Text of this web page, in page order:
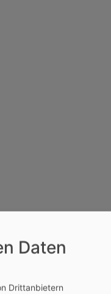
Daten
Drittanbietern